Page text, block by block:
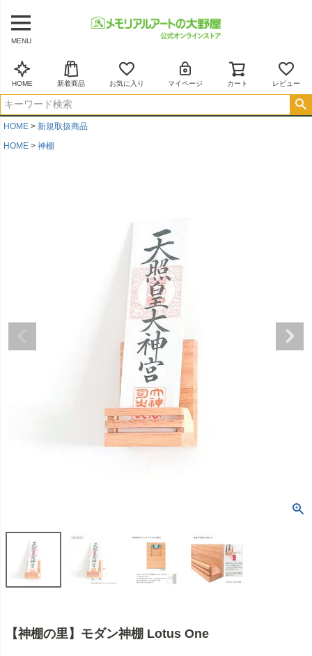
MENU
HOME 新着商品 お気に入り マイページ カート レビュー
HOME
新規取扱商品
HOME
神棚
【神棚の里】モダン神棚 Lotus One